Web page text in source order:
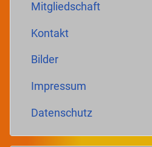
Mitgliedschaft
Kontakt
Bilder
Impressum
Datenschutz